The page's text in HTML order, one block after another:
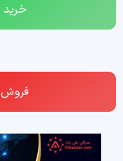
خرید
فروش